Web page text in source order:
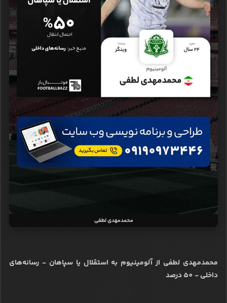
محمدمهدی لطفی
محمدمهدی لطفی از آلومینیوم به استقلال یا سپاهان - رسانه‌های
داخلی - 50 درصد